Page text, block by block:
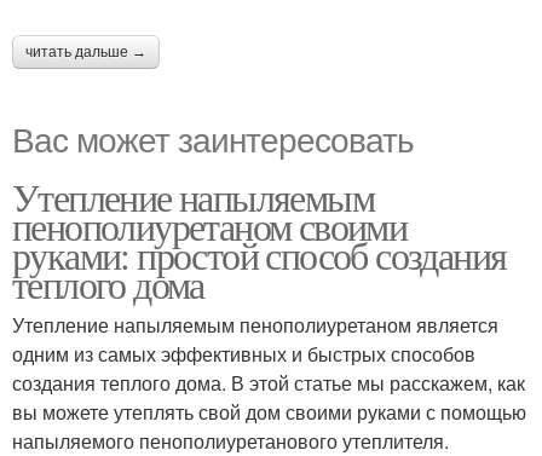
читать дальше →
Вас может заинтересовать
Утепление напыляемым
пенополиуретаном своими
руками: простой способ создания
теплого дома
Утепление напыляемым пенополиуретаном является
одним из самых эффективных и быстрых способов
создания теплого дома. В этой статье мы расскажем, как
вы можете утеплять свой дом своими руками с помощью
напыляемого пенополиуретанового утеплителя.